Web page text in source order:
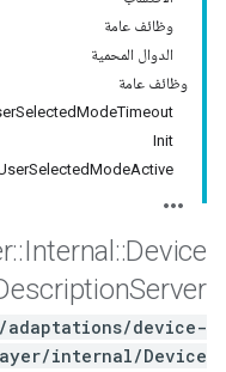
وظائف عامة
الدوال المحمية
وظائف عامة
Init
::Internal ::Device
Server
adaptations/device-
internal/Device